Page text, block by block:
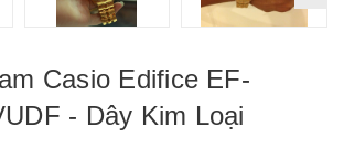
Casio Edifice EF-
- Dây Kim Loại